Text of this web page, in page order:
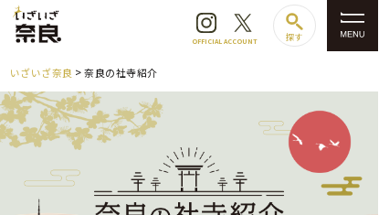
OFFICIAL ACCOUNT 探す
いざいざ奈良 奈良の社寺紹介